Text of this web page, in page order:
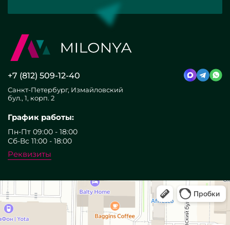
+7 (812) 509-12-40
Санкт-Петербург, Измайловский
бул., 1, корп. 2
График работы:
Пн-Пт 09:00 - 18:00
Сб-Вс 11:00 - 18:00
Реквизиты